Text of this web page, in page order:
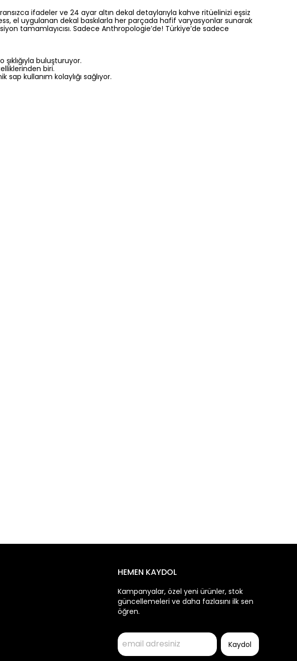
ifadeler ve 24 ayar altın dekal detaylarıyla kahve ritüelinizi eşsiz
el uygulanan dekal baskılarla her parçada hafif varyasyonlar sunarak
tamamlayıcısı. Sadece Anthropologie’de! Türkiye’de sadece
buluşturuyor.
biri.
kullanım kolaylığı sağlıyor.
HEMEN KAYDOL
Kampanyalar, özel yeni ürünler, stok
güncellemeleri ve daha fazlasını ilk sen
öğren.
Kaydol